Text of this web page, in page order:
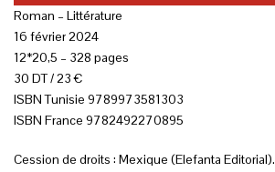
Roman – Littérature
16 février 2024
12*20,5 – 328 pages
30 DT / 23 €
ISBN Tunisie 9789973581303
ISBN France 9782492270895
Cession de droits : Mexique (Elefanta Editorial).